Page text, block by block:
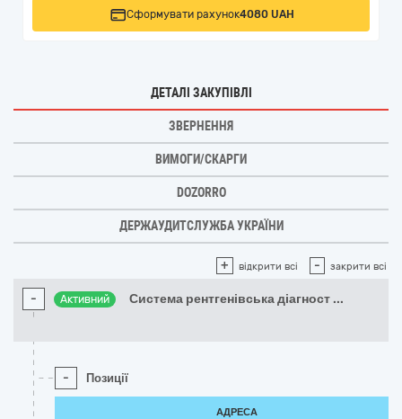
Сформувати рахунок4080 UAH
ДЕТАЛІ ЗАКУПІВЛІ
ЗВЕРНЕННЯ
ВИМОГИ/СКАРГИ
DOZORRO
ДЕРЖАУДИТСЛУЖБА УКРАЇНИ
+ відкрити всі - закрити всі
- Активний Система рентгенівська діагност ...
- Позиції
АДРЕСА